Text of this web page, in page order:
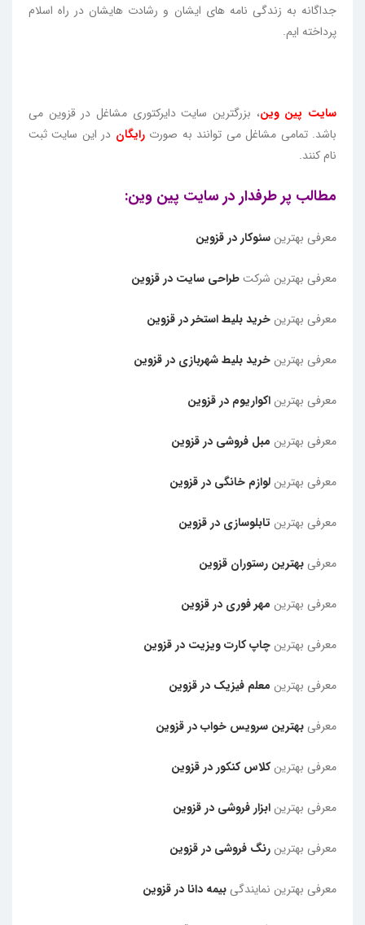
جداگانه به زندگی نامه های ایشان و رشادت هایشان در راه اسلام
پرداخته ایم.
سایت پین وین، بزرگترین سایت دایرکتوری مشاغل در قزوین می
باشد. تمامی مشاغل می توانند به صورترایگان در این سایت ثبت
نام کنند.
مطالب پر طرفدار در سایت پین وین:
معرفی بهترین سئوکار در قزوین
معرفی بهترین شرکتطراحی سایت در قزوین
معرفی بهترین خرید بلیط استخر در قزوین
معرفی بهترین خرید بلیط شهربازی در قزوین
معرفی بهترین اکواریوم در قزوین
معرفی بهترین مبل فروشی در قزوین
معرفی بهترین لوازم خانگی در قزوین
معرفی بهترین تابلوسازی در قزوین
معرفی بهترین رستوران قزوین
معرفی بهترین مهر فوری در قزوین
معرفی بهترین چاپ کارت ویزیت در قزوین
معرفی بهترین معلم فیزیک در قزوین
معرفی بهترین سرویس خواب در قزوین
معرفی بهترینکلاس کنکور در قزوین
معرفی بهترین ابزار فروشی در قزوین
معرفی بهترین رنگ فروشی در قزوین
معرفی بهترین نمایندگی بیمه دانا در قزوین